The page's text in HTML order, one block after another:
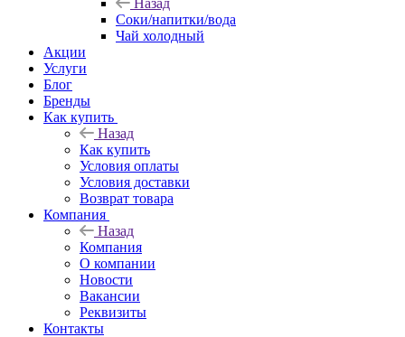
Назад
Соки/напитки/вода
Чай холодный
Акции
Услуги
Блог
Бренды
Как купить
Назад
Как купить
Условия оплаты
Условия доставки
Возврат товара
Компания
Назад
Компания
О компании
Новости
Вакансии
Реквизиты
Контакты